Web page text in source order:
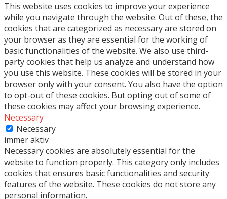
This website uses cookies to improve your experience
while you navigate through the website. Out of these, the
cookies that are categorized as necessary are stored on
your browser as they are essential for the working of
basic functionalities of the website. We also use third-
party cookies that help us analyze and understand how
you use this website. These cookies will be stored in your
browser only with your consent. You also have the option
to opt-out of these cookies. But opting out of some of
these cookies may affect your browsing experience.
Necessary
Necessary
immer aktiv
Necessary cookies are absolutely essential for the
website to function properly. This category only includes
cookies that ensures basic functionalities and security
features of the website. These cookies do not store any
personal information.